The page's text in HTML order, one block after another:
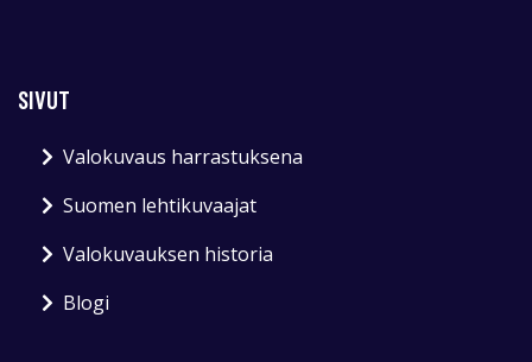
SIVUT
Valokuvaus harrastuksena
Suomen lehtikuvaajat
Valokuvauksen historia
Blogi